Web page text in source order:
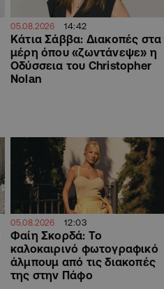
05.08.2026 14:42
Κάτια Σάββα: Διακοπές στα
μέρη όπου «ζωντάνεψε» η
Οδύσσεια του Christopher
Nolan
05.08.2026 12:03
Φαίη Σκορδά: Το
καλοκαιρινό φωτογραφικό
άλμπουμ από τις διακοπές
της στην Πάφο